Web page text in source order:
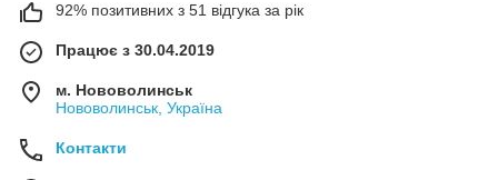
92% позитивних з 51 відгука за рік
Працює з 30.04.2019
м. Нововолинськ
Нововолинськ, Україна
Контакти